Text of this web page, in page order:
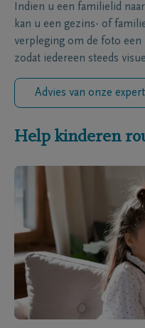
Indien u een familielid
kan u een gezins- of
verpleging om de foto een
zodat iedereen steeds
Advies van onze
Help kinderen